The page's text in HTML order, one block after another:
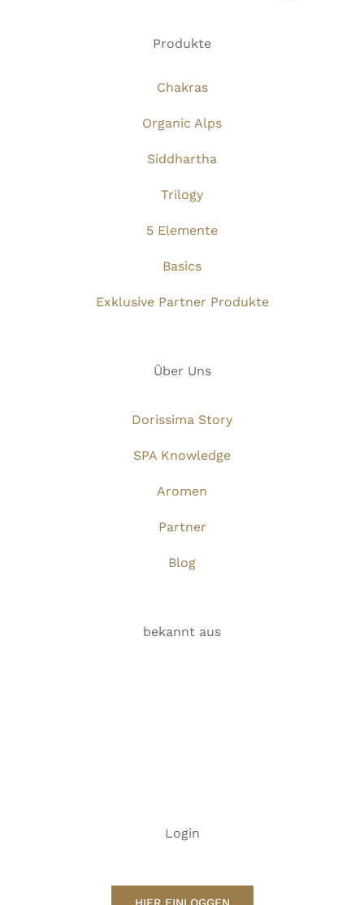
Produkte
Chakras
Organic Alps
Siddhartha
Trilogy
5 Elemente
Basics
Exklusive Partner Produkte
Über Uns
Dorissima Story
SPA Knowledge
Aromen
Partner
Blog
bekannt aus
Login
HIER EINLOGGEN